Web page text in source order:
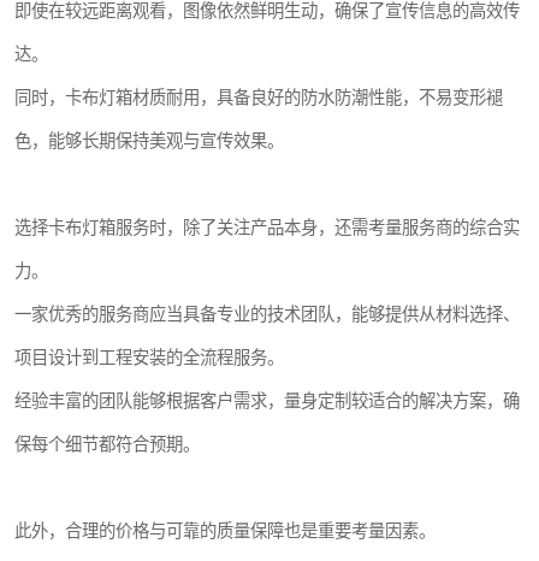
即使在较远距离观看，图像依然鲜明生动，确保了宣传信息的高效传
达。
同时，卡布灯箱材质耐用，具备良好的防水防潮性能，不易变形褪
色，能够长期保持美观与宣传效果。
选择卡布灯箱服务时，除了关注产品本身，还需考量服务商的综合实
力。
一家优秀的服务商应当具备专业的技术团队，能够提供从材料选择、
项目设计到工程安装的全流程服务。
经验丰富的团队能够根据客户需求，量身定制较适合的解决方案，确
保每个细节都符合预期。
此外，合理的价格与可靠的质量保障也是重要考量因素。